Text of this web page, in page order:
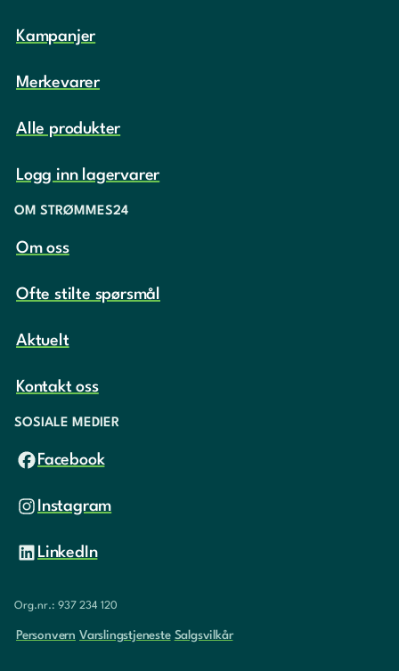
Kampanjer
Merkevarer
Alle produkter
Logg inn lagervarer
OM STRØMMES24
Om oss
Ofte stilte spørsmål
Aktuelt
Kontakt oss
SOSIALE MEDIER
Facebook
Instagram
LinkedIn
Org.nr.: 937 234 120
Personvern Varslingstjeneste Salgsvilkår